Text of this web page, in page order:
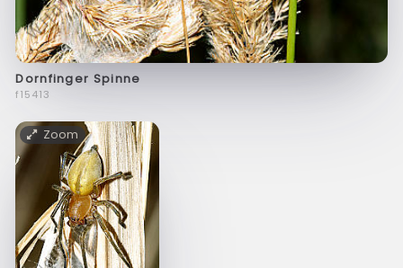
Dornfinger Spinne
f15413
Zoom